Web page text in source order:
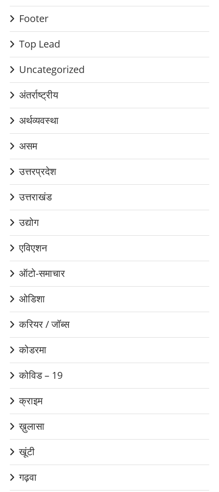
Footer
Top Lead
Uncategorized
अंतर्राष्ट्रीय
अर्थव्यवस्था
असम
उत्तरप्रदेश
उत्तराखंड
उद्योग
एविएशन
ऑटो-समाचार
ओडिशा
करियर / जॉब्स
कोडरमा
कोविड – 19
क्राइम
ख़ुलासा
खूंटी
गढ़वा